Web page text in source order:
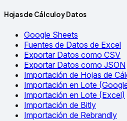
Hojas de Cálculo y Datos
Google Sheets
Fuentes de Datos de Excel
Exportar Datos como CSV
Exportar Datos como JSON
Importación de Hojas de
Importación en Lote
Importación en Lote (Excel)
Importación de Bitly
Importación de Rebrandly